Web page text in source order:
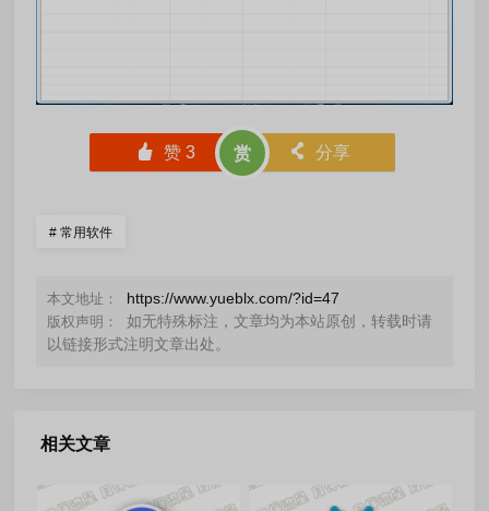
󰄼 赞3 赏 󰄯 分享
# 常用软件
本文地址： https://www.yueblx.com/?id=47
版权声明：
如无特殊标注，文章均为本站原创，转载时请
以链接形式注明文章出处。
相关文章